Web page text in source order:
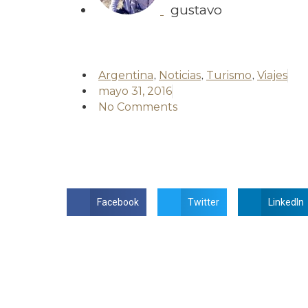
gustavo
Argentina, Noticias, Turismo, Viajes
mayo 31, 2016
No Comments
Facebook Twitter LinkedIn